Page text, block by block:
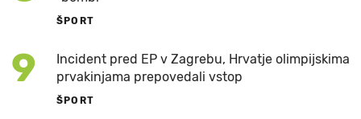
ŠPORT
9
Incident pred EP v Zagrebu, Hrvatje olimpijskima
prvakinjama prepovedali vstop
ŠPORT